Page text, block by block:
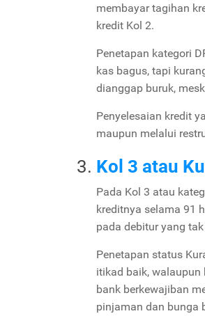
membayar tagihan
kredit Kol 2.
Penetapan kategori
kas bagus, tapi
dianggap buruk,
Penyelesaian kredit
maupun melalui
Kol 3 atau
Pada Kol 3 atau
kreditnya selama 91
pada debitur yang
Penetapan status
itikad baik,
bank berkewajiban
pinjaman dan bunga